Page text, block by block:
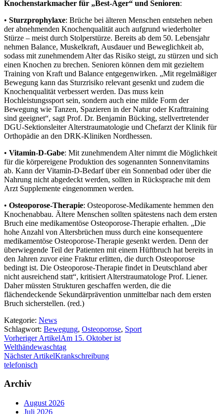
Knochenstarkmacher für „Best-Ager“ und Senioren:
• Sturzprophylaxe: Brüche bei älteren Menschen entstehen neben
der abnehmenden Knochenqualität auch aufgrund wiederholter
Stürze – meist durch Stolperstürze. Bereits ab dem 50. Lebensjahr
nehmen Balance, Muskelkraft, Ausdauer und Beweglichkeit ab,
sodass mit zunehmendem Alter das Risiko steigt, zu stürzen und sich
einen Knochen zu brechen. Senioren können dem mit gezieltem
Training von Kraft und Balance entgegenwirken. „Mit regelmäßiger
Bewegung kann das Sturzrisiko relevant gesenkt und zudem die
Knochenqualität verbessert werden. Das muss kein
Hochleistungssport sein, sondern auch eine milde Form der
Bewegung wie Tanzen, Spazieren in der Natur oder Krafttraining
sind geeignet“, sagt Prof. Dr. Benjamin Bücking, stellvertretender
DGU-Sektionsleiter Alterstraumatologie und Chefarzt der Klinik für
Orthopädie an den DRK-Kliniken Nordhessen.
• Vitamin-D-Gabe: Mit zunehmendem Alter nimmt die Möglichkeit
für die körpereigene Produktion des sogenannten Sonnenvitamins
ab. Kann der Vitamin-D-Bedarf über ein Sonnenbad oder über die
Nahrung nicht abgedeckt werden, sollten in Rücksprache mit dem
Arzt Supplemente eingenommen werden.
• Osteoporose-Therapie: Osteoporose-Medikamente hemmen den
Knochenabbau. Ältere Menschen sollten spätestens nach dem ersten
Bruch eine medikamentöse Osteoporose-Therapie erhalten. „Die
hohe Anzahl von Altersbrüchen muss durch eine konsequentere
medikamentöse Osteoporose-Therapie gesenkt werden. Denn der
überwiegende Teil der Patienten mit einem Hüftbruch hat bereits in
den Jahren zuvor eine Fraktur erlitten, die durch Osteoporose
bedingt ist. Die Osteoporose-Therapie findet in Deutschland aber
nicht ausreichend statt“, kritisiert Alterstraumatologe Prof. Liener.
Daher müssten Strukturen geschaffen werden, die die
flächendeckende Sekundärprävention unmittelbar nach dem ersten
Bruch sicherstellen. (red.)
Kategorie: News
Schlagwort: Bewegung, Osteoporose, Sport
Vorheriger ArtikelAm 15. Oktober ist
Welthändewaschtag
Nächster ArtikelKrankschreibung
telefonisch
Archiv
August 2026
Juli 2026